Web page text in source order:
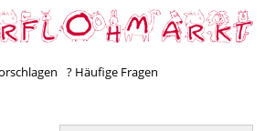
? Häufige Fragen